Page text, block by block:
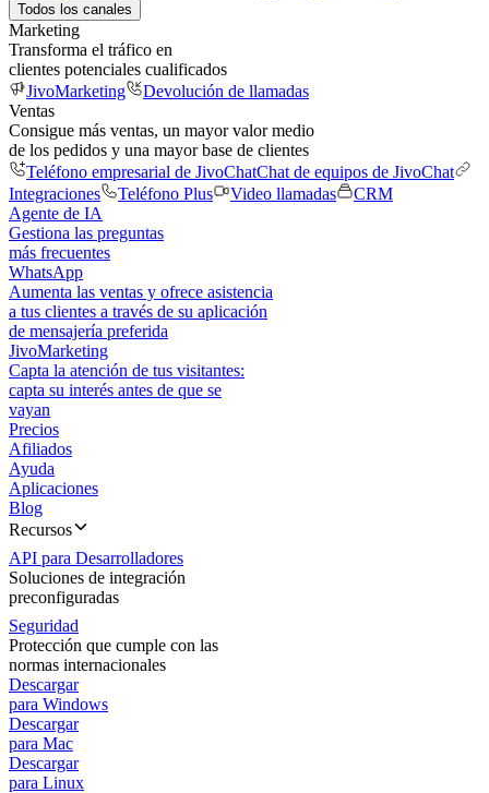
Todos los canales
Marketing
Transforma el tráfico en
clientes potenciales cualificados
JivoMarketing
Devolución de llamadas
Ventas
Consigue más ventas, un mayor valor medio
de los pedidos y una mayor base de clientes
Teléfono empresarial de JivoChatChat de equipos de JivoChat
Integraciones
Teléfono Plus Video llamadas
CRM
Agente de IA
Gestiona las preguntas
más frecuentes
WhatsApp
Aumenta las ventas y ofrece asistencia
a tus clientes a través de su aplicación
de mensajería preferida
JivoMarketing
Capta la atención de tus visitantes:
capta su interés antes de que se
vayan
Precios
Afiliados
Ayuda
Aplicaciones
Blog
Recursos
API para Desarrolladores
Soluciones de integración
preconfiguradas
Seguridad
Protección que cumple con las
normas internacionales
Descargar
para Windows
Descargar
para Mac
Descargar
para Linux